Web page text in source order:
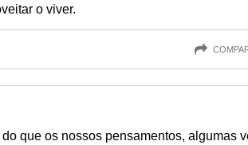
o viver.
que os nossos pensamentos, algumas